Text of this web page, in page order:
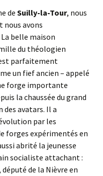
de Suilly-la-Tour, nous
nous avons
belle maison
du théologien
parfaitement
un fief ancien – appelé
forge importante
la chaussée du grand
des avatars. Il a
par les
forges expérimentés en
abrité la jeunesse
socialiste attachant :
député de la Nièvre en